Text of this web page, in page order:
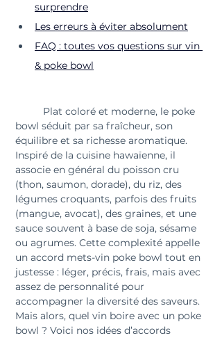
surprendre
Les erreurs à éviter absolument
FAQ : toutes vos questions sur vin
& poke bowl
bowl séduit par sa fraîcheur, son
équilibre et sa richesse aromatique.
Inspiré de la cuisine hawaïenne, il
associe en général du poisson cru
(thon, saumon, dorade), du riz, des
légumes croquants, parfois des fruits
(mangue, avocat), des graines, et une
sauce souvent à base de soja, sésame
ou agrumes. Cette complexité appelle
un accord mets-vin poke bowl tout en
justesse : léger, précis, frais, mais avec
assez de personnalité pour
accompagner la diversité des saveurs.
Mais alors, quel vin boire avec un poke
bowl ? Voici nos idées d’accords